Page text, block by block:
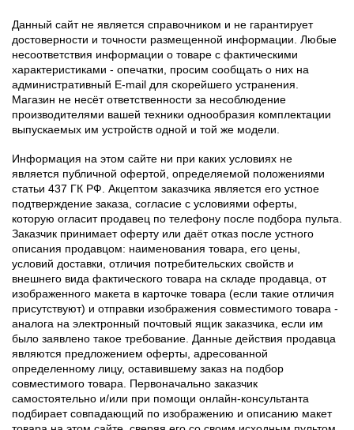
Данный сайт не является справочником и не гарантирует
достоверности и точности размещенной информации. Любые
несоответствия информации о товаре с фактическими
характеристиками - опечатки, просим сообщать о них на
административный E-mail для скорейшего устранения.
Магазин не несёт ответственности за несоблюдение
производителями вашей техники однообразия комплектации
выпускаемых им устройств одной и той же модели.
Информация на этом сайте ни при каких условиях не
является публичной офертой, определяемой положениями
статьи 437 ГК РФ. Акцептом заказчика является его устное
подтверждение заказа, согласие с условиями оферты,
которую огласит продавец по телефону после подбора пульта.
Заказчик принимает оферту или даёт отказ после устного
описания продавцом: наименования товара, его цены,
условий доставки, отличия потребительских свойств и
внешнего вида фактического товара на складе продавца, от
изображенного макета в карточке товара (если такие отличия
присутствуют) и отправки изображения совместимого товара -
аналога на электронный почтовый ящик заказчика, если им
было заявлено такое требование. Данные действия продавца
являются предложением оферты, адресованной
определенному лицу, оставившему заказ на подбор
совместимого товара. Первоначально заказчик
самостоятельно и/или при помощи онлайн-консультанта
подбирает совпадающий по изображению и описанию макет